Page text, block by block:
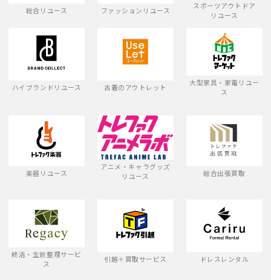
総合リユース ファッションリユース
スポーツアウトドア
リユース
ハイブランドリユース 古着のアウトレット
大型家具・家電リユー
ス
楽器リユース
アニメ・キャラグッズ
リユース
総合出張買取
終活・生前整理サービ
ス
引越＋買取サービス ドレスレンタル